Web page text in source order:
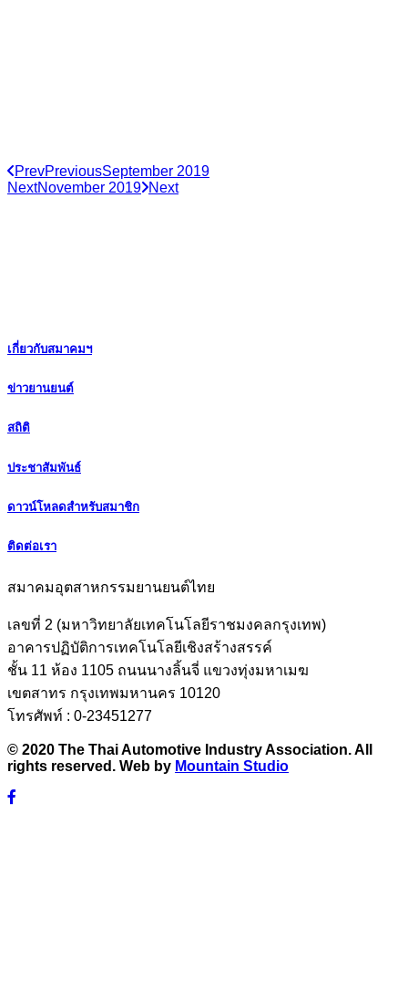
PrevPreviousSeptember 2019
NextNovember 2019 Next
เกี่ยวกับสมาคมฯ
ข่าวยานยนต์
สถิติ
ประชาสัมพันธ์
ดาวน์โหลดสำหรับสมาชิก
ติดต่อเรา
สมาคมอุตสาหกรรมยานยนต์ไทย
เลขที่ 2 (มหาวิทยาลัยเทคโนโลยีราชมงคลกรุงเทพ)
อาคารปฏิบัติการเทคโนโลยีเชิงสร้างสรรค์
ชั้น 11 ห้อง 1105 ถนนนางลิ้นจี่ แขวงทุ่งมหาเมฆ
เขตสาทร กรุงเทพมหานคร 10120
โทรศัพท์ : 0-23451277
© 2020 The Thai Automotive Industry Association. All
rights reserved. Web by Mountain Studio